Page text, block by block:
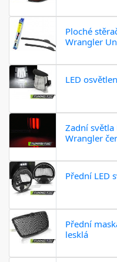
Ploché
Wrangler
LED
Zadní světla
Wrangler
Přední LED
Přední
lesklá